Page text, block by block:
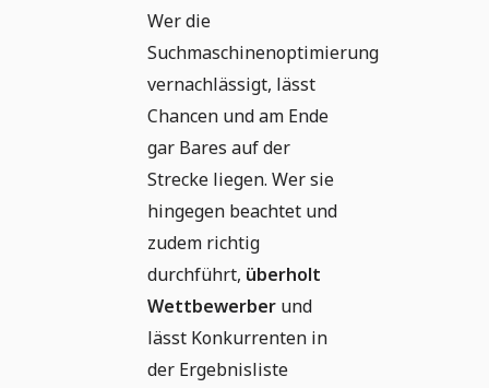
Wer die
Suchmaschinenoptimierung
vernachlässigt, lässt
Chancen und am Ende
gar Bares auf der
Strecke liegen. Wer sie
hingegen beachtet und
zudem richtig
durchführt, überholt
Wettbewerber und
lässt Konkurrenten in
der Ergebnisliste